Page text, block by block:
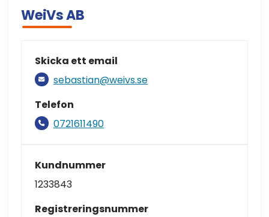
WeiVs AB
Skicka ett email
sebastian@weivs.se
Telefon
0721611490
Kundnummer
1233843
Registreringsnummer